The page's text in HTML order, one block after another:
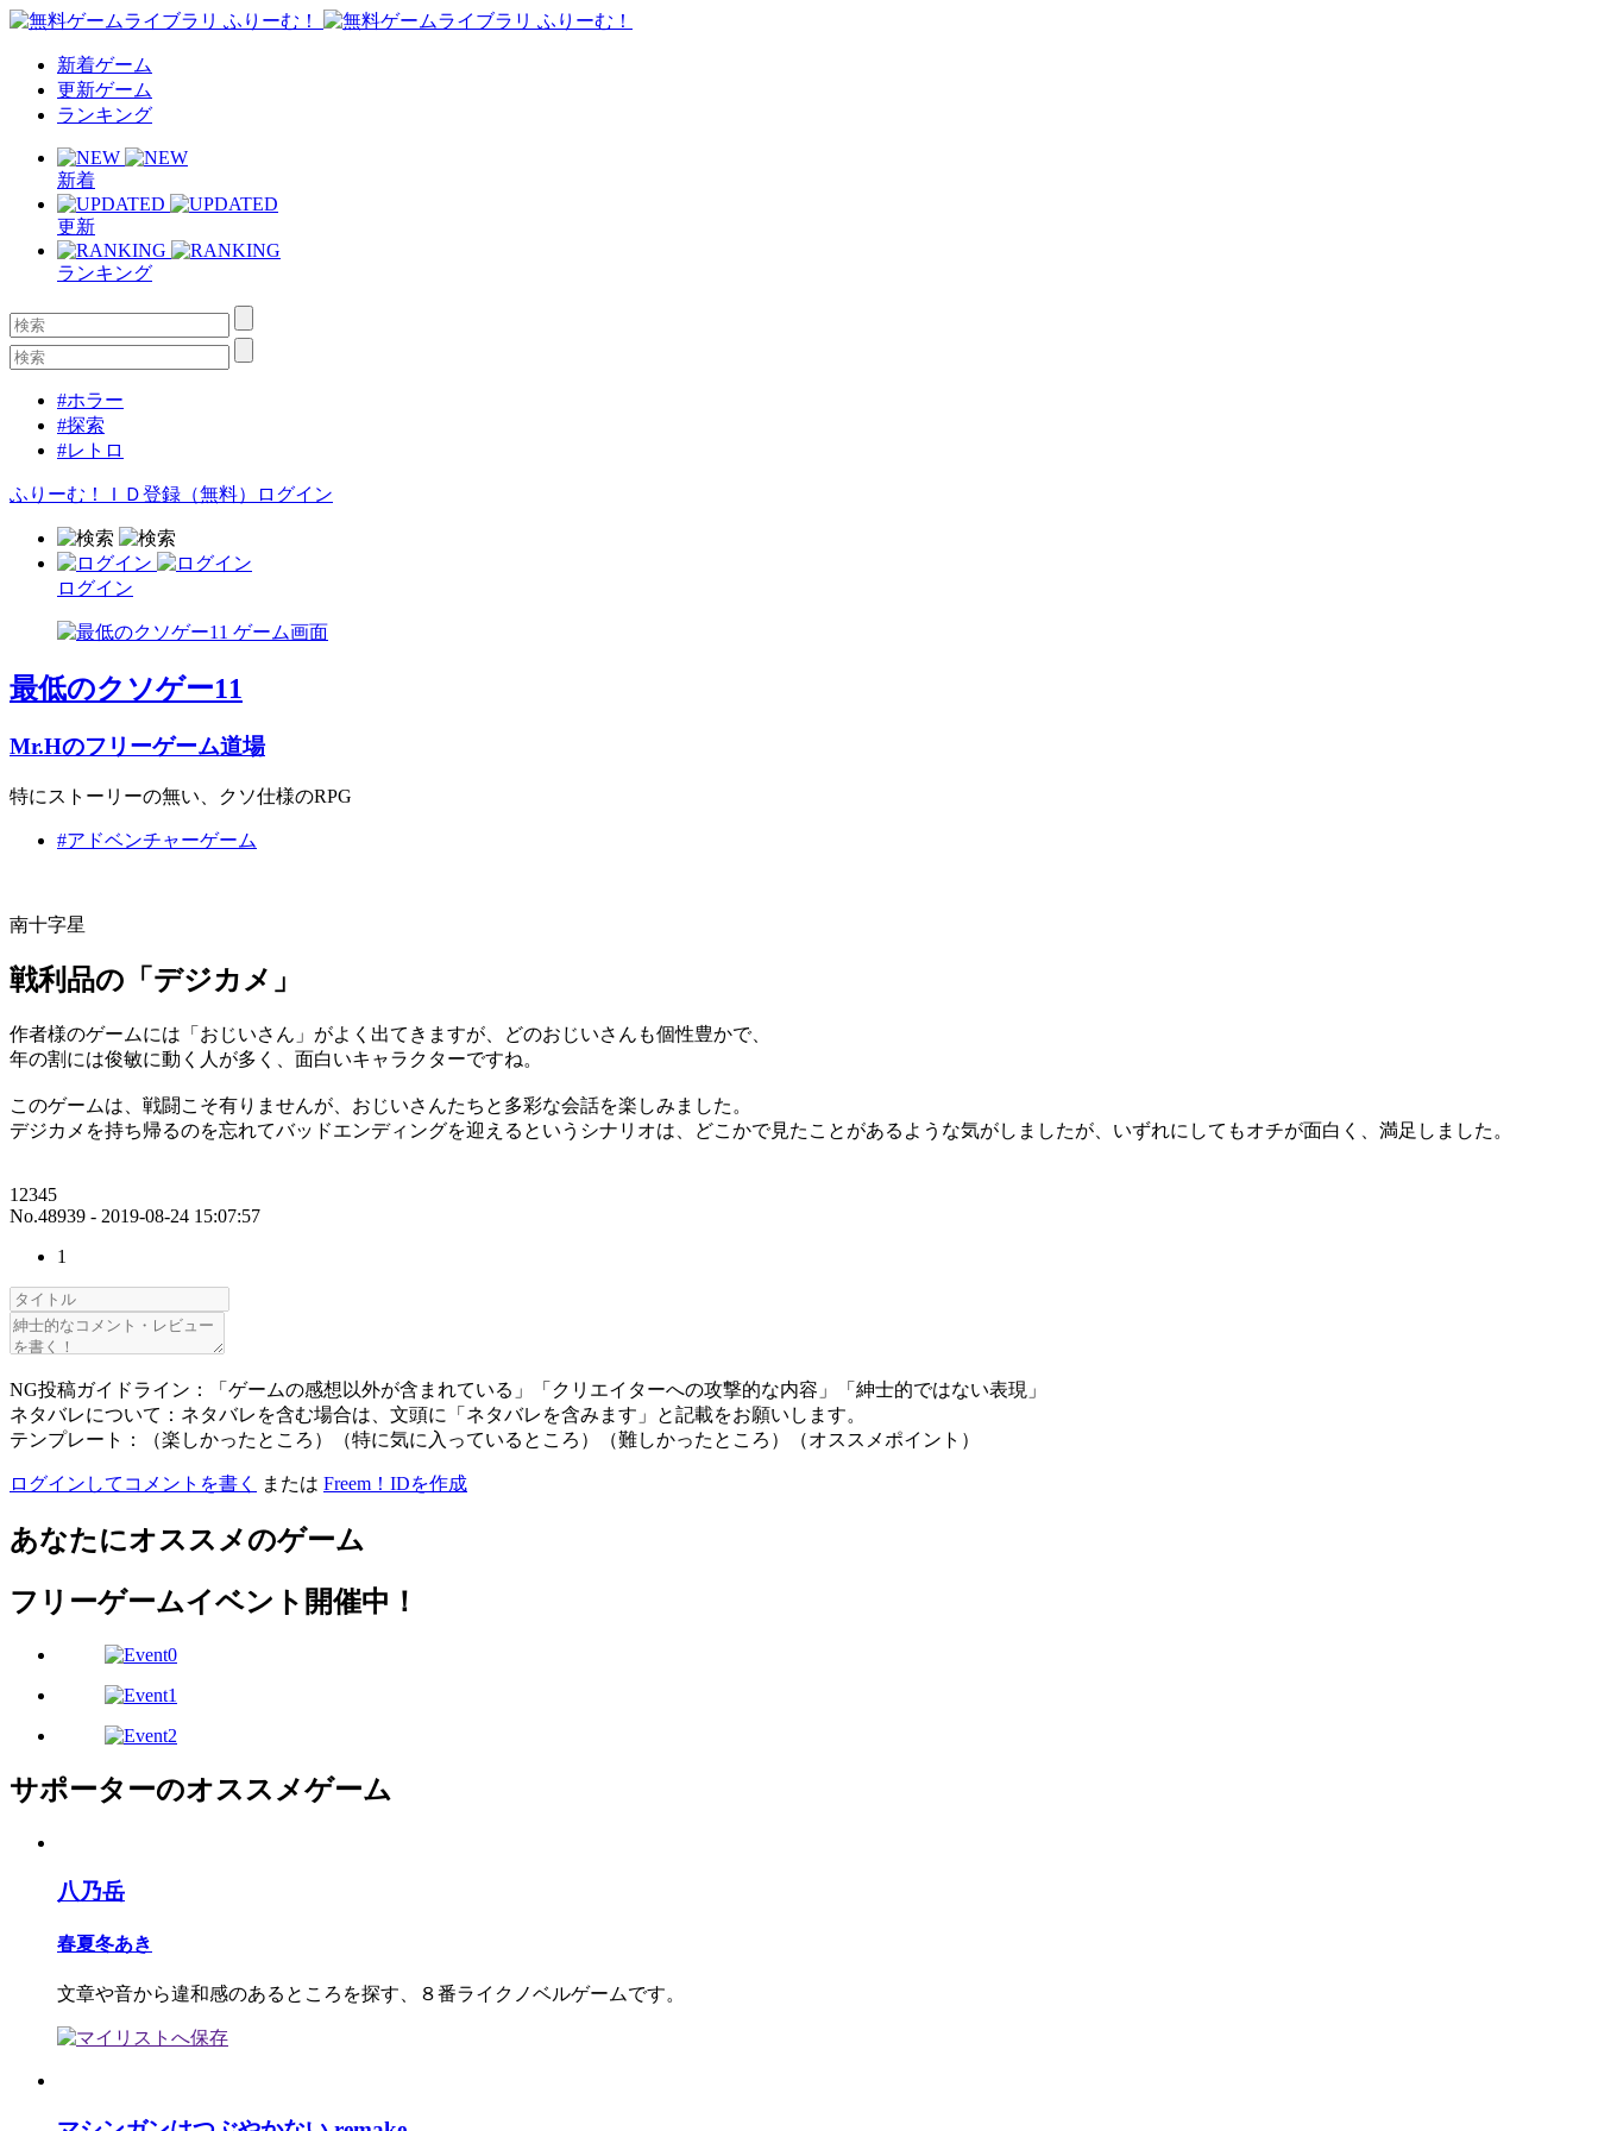
新着ゲーム
更新ゲーム
ランキング
新着
更新
ランキング
#ホラー
#探索
#レトロ
ふりーむ！ＩＤ登録（無料） ログイン
ログイン
最低のクソゲー11
Mr.Hのフリーゲーム道場
特にストーリーの無い、クソ仕様のRPG
#アドベンチャーゲーム
南十字星
戦利品の「デジカメ」
作者様のゲームには「おじいさん」がよく出てきますが、どのおじいさんも個性豊かで、
年の割には俊敏に動く人が多く、面白いキャラクターですね。
このゲームは、戦闘こそ有りませんが、おじいさんたちと多彩な会話を楽しみました。
デジカメを持ち帰るのを忘れてバッドエンディングを迎えるというシナリオは、どこかで見たことがあるような気がしましたが、いずれにしてもオチが面白く、満足しました。
12345
No.48939 - 2019-08-24 15:07:57
1
NG投稿ガイドライン：「ゲームの感想以外が含まれている」「クリエイターへの攻撃的な内容」「紳士的ではない表現」
ネタバレについて：ネタバレを含む場合は、文頭に「ネタバレを含みます」と記載をお願いします。
テンプレート：（楽しかったところ）（特に気に入っているところ）（難しかったところ）（オススメポイント）
ログインしてコメントを書く または Freem！IDを作成
あなたにオススメのゲーム
フリーゲームイベント開催中！
サポーターのオススメゲーム
八乃岳
春夏冬あき
文章や音から違和感のあるところを探す、８番ライクノベルゲームです。